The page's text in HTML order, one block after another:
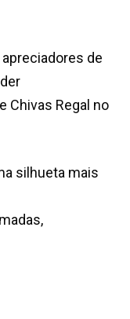
de
Chivas Regal no
silhueta mais